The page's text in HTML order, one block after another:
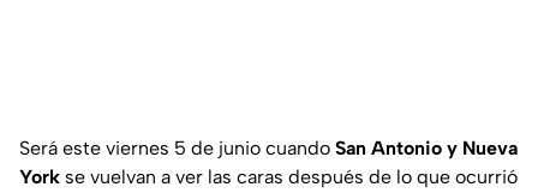
Será este viernes 5 de junio cuando San Antonio y Nueva
York se vuelvan a ver las caras después de lo que ocurrió